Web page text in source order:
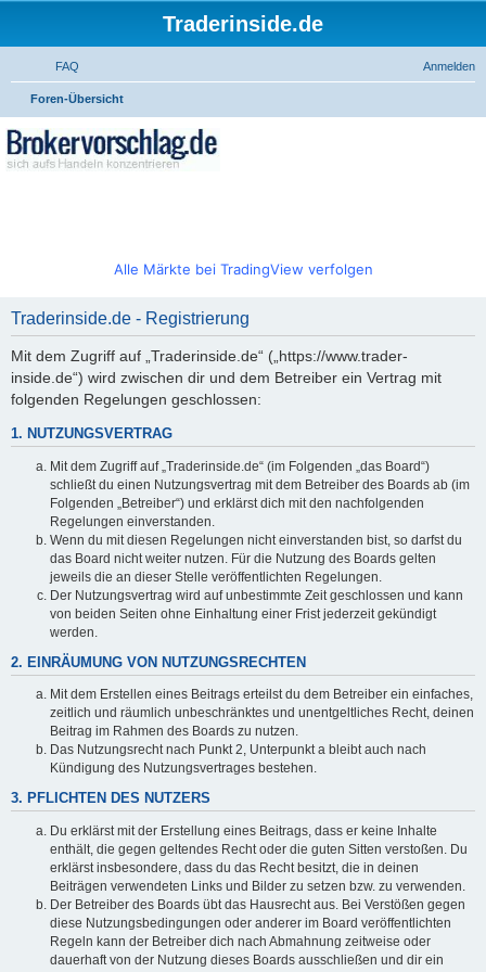
Traderinside.de
FAQ Anmelden
Foren-Übersicht
Alle Märkte bei TradingView verfolgen
Traderinside.de - Registrierung
Mit dem Zugriff auf „Traderinside.de“ („https://www.trader-
inside.de“) wird zwischen dir und dem Betreiber ein Vertrag mit
folgenden Regelungen geschlossen:
1. NUTZUNGSVERTRAG
Mit dem Zugriff auf „Traderinside.de“ (im Folgenden „das Board“)
schließt du einen Nutzungsvertrag mit dem Betreiber des Boards ab (im
Folgenden „Betreiber“) und erklärst dich mit den nachfolgenden
Regelungen einverstanden.
Wenn du mit diesen Regelungen nicht einverstanden bist, so darfst du
das Board nicht weiter nutzen. Für die Nutzung des Boards gelten
jeweils die an dieser Stelle veröffentlichten Regelungen.
Der Nutzungsvertrag wird auf unbestimmte Zeit geschlossen und kann
von beiden Seiten ohne Einhaltung einer Frist jederzeit gekündigt
werden.
2. EINRÄUMUNG VON NUTZUNGSRECHTEN
Mit dem Erstellen eines Beitrags erteilst du dem Betreiber ein einfaches,
zeitlich und räumlich unbeschränktes und unentgeltliches Recht, deinen
Beitrag im Rahmen des Boards zu nutzen.
Das Nutzungsrecht nach Punkt 2, Unterpunkt a bleibt auch nach
Kündigung des Nutzungsvertrages bestehen.
3. PFLICHTEN DES NUTZERS
Du erklärst mit der Erstellung eines Beitrags, dass er keine Inhalte
enthält, die gegen geltendes Recht oder die guten Sitten verstoßen. Du
erklärst insbesondere, dass du das Recht besitzt, die in deinen
Beiträgen verwendeten Links und Bilder zu setzen bzw. zu verwenden.
Der Betreiber des Boards übt das Hausrecht aus. Bei Verstößen gegen
diese Nutzungsbedingungen oder anderer im Board veröffentlichten
Regeln kann der Betreiber dich nach Abmahnung zeitweise oder
dauerhaft von der Nutzung dieses Boards ausschließen und dir ein